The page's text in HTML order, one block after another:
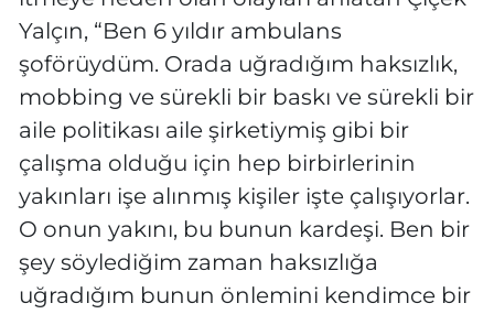
Yalçın, “Ben 6 yıldır ambulans
şoförüydüm. Orada uğradığım haksızlık,
mobbing ve sürekli bir baskı ve sürekli bir
aile politikası aile şirketiymiş gibi bir
çalışma olduğu için hep birbirlerinin
yakınları işe alınmış kişiler işte çalışıyorlar.
O onun yakını, bu bunun kardeşi. Ben bir
şey söylediğim zaman haksızlığa
uğradığım bunun önlemini kendimce bir